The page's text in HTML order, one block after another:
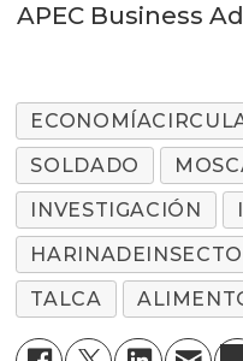
APEC Business
SOLDADO
INVESTIGACIÓN
TALCA